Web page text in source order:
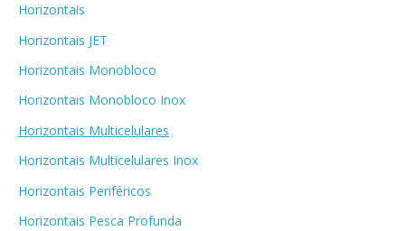
Horizontais
Horizontais JET
Horizontais Monobloco
Horizontais Monobloco Inox
Horizontais Multicelulares
Horizontais Multicelulares Inox
Horizontais Periféricos
Horizontais Pesca Profunda